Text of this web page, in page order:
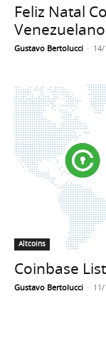
Feliz Natal
Gustavo Bertolucci -
Altcoins
Coinbase
Gustavo Bertolucci -